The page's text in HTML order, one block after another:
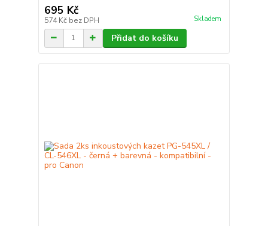
695 Kč
574 Kč bez DPH Skladem
Přidat do košíku